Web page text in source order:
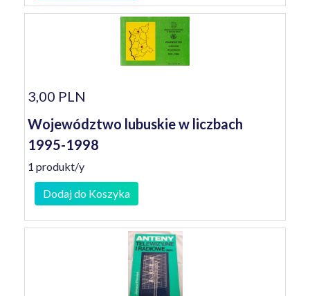
3,00 PLN
Województwo lubuskie w liczbach
1995-1998
1 produkt/y
Dodaj do Koszyka